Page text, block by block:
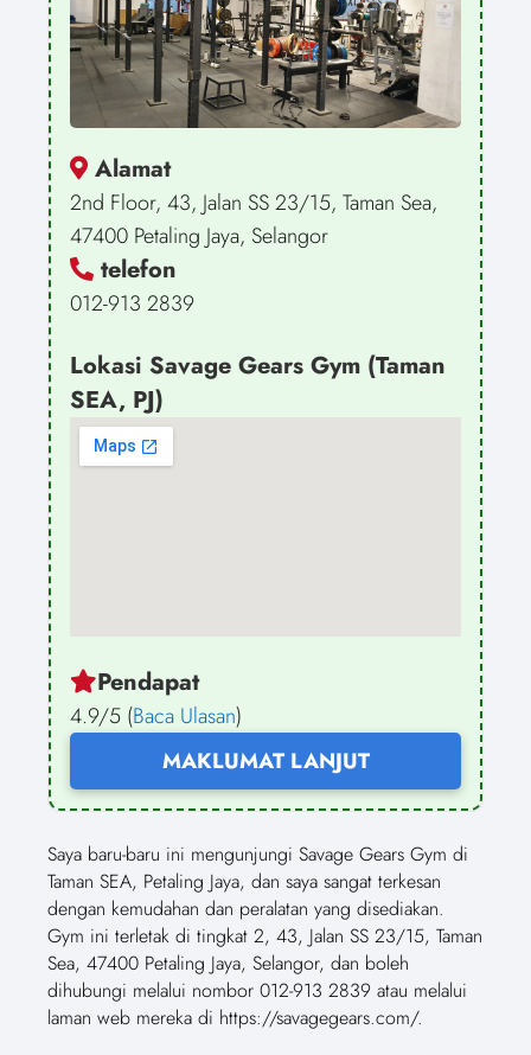
Alamat
2nd Floor, 43, Jalan SS 23/15, Taman Sea,
47400 Petaling Jaya, Selangor
telefon
012-913 2839
Lokasi Savage Gears Gym (Taman
SEA, PJ)
Pendapat
4.9/5 (Baca Ulasan)
MAKLUMAT LANJUT
Saya baru-baru ini mengunjungi Savage Gears Gym di
Taman SEA, Petaling Jaya, dan saya sangat terkesan
dengan kemudahan dan peralatan yang disediakan.
Gym ini terletak di tingkat 2, 43, Jalan SS 23/15, Taman
Sea, 47400 Petaling Jaya, Selangor, dan boleh
dihubungi melalui nombor 012-913 2839 atau melalui
laman web mereka di https://savagegears.com/.